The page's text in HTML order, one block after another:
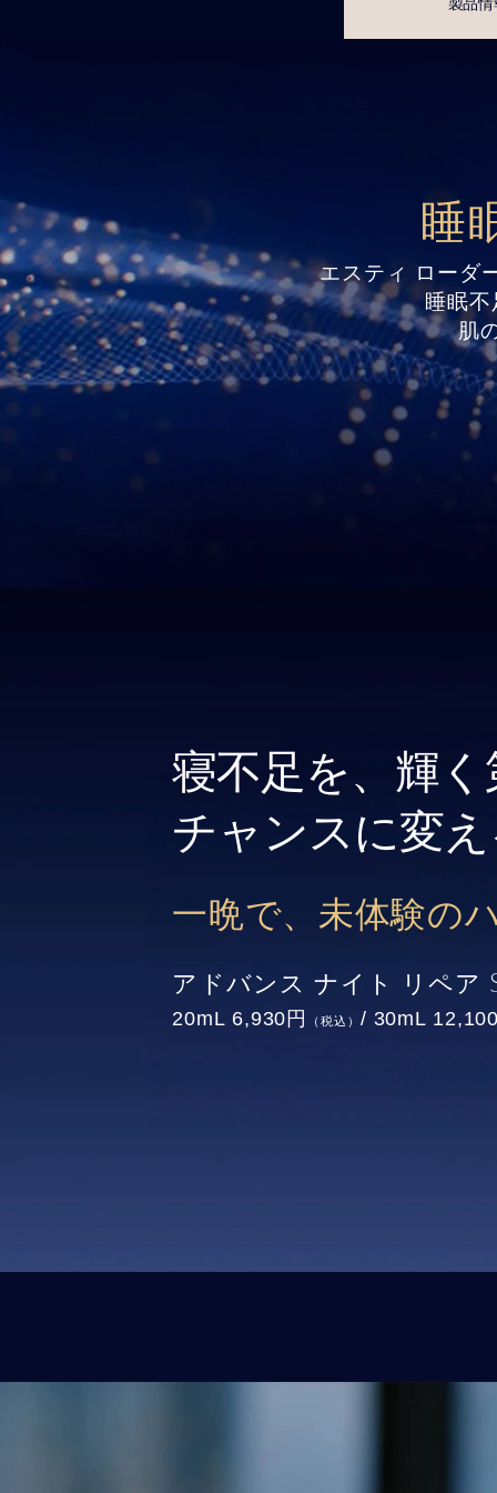
製品情
睡
エスティ ローダ
睡眠
肌
寝不足を、輝
チャンスに変
一晩で、未体験の
アドバンス ナイト リペア
20mL 6,930円 （税込） / 30mL